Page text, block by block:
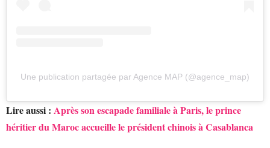
Une publication partagée par Agence MAP (@agence_map)
Lire aussi : Après son escapade familiale à Paris, le prince
héritier du Maroc accueille le président chinois à Casablanca